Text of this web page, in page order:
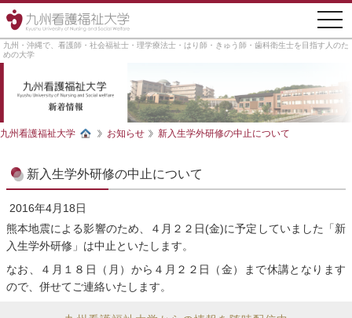
九州・沖縄で、看護師・社会福祉士・理学療法士・はり師・きゅう師・歯科衛生士を目指す人のた
めの大学
九州看護福祉大学 お知らせ 新入生学外研修の中止について
新入生学外研修の中止について
2016年4月18日
熊本地震による影響のため、４月２２日(金)に予定していました「新
入生学外研修」は中止といたします。
なお、４月１８日（月）から４月２２日（金）まで休講となります
ので、併せてご連絡いたします。